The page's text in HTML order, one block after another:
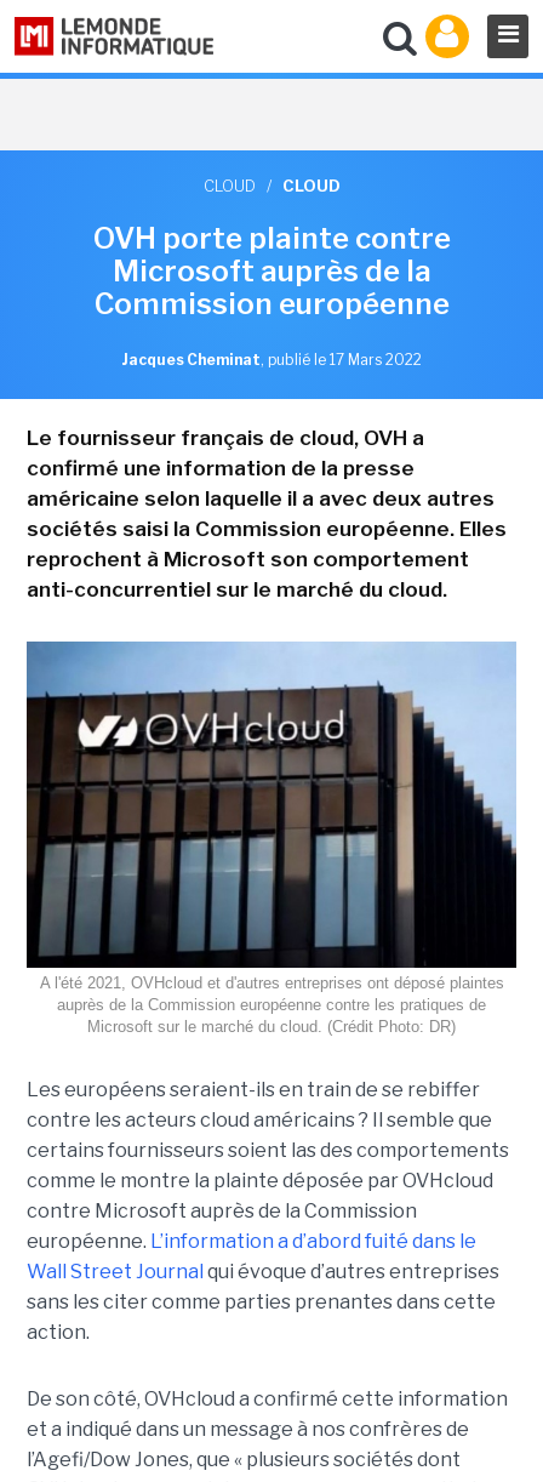
CLOUD / CLOUD
OVH porte plainte contre
Microsoft auprès de la
Commission européenne
Jacques Cheminat, publié le 17 Mars 2022
Le fournisseur français de cloud, OVH a
confirmé une information de la presse
américaine selon laquelle il a avec deux autres
sociétés saisi la Commission européenne. Elles
reprochent à Microsoft son comportement
anti-concurrentiel sur le marché du cloud.
A l'été 2021, OVHcloud et d'autres entreprises ont déposé plaintes
auprès de la Commission européenne contre les pratiques de
Microsoft sur le marché du cloud. (Crédit Photo: DR)
Les européens seraient-ils en train de se rebiffer
contre les acteurs cloud américains ? Il semble que
certains fournisseurs soient las des comportements
comme le montre la plainte déposée par OVHcloud
contre Microsoft auprès de la Commission
européenne. L’information a d’abord fuité dans le
Wall Street Journal qui évoque d’autres entreprises
sans les citer comme parties prenantes dans cette
action.
De son côté, OVHcloud a confirmé cette information
et a indiqué dans un message à nos confrères de
l’Agefi/Dow Jones, que « plusieurs sociétés dont